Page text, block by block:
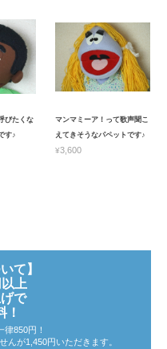
びたくな
す♪
マンマミーア！って歌声聞こ
えてきそうなパペットです♪
¥3,600
て】
上
で
！
律850円！
が1,450円いただきます。